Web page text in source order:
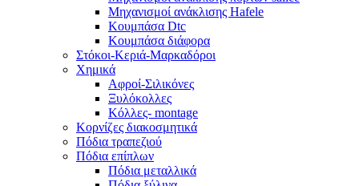
Μηχανισμοί ανάκλισης Hafele
Κουμπάσα Dtc
Κουμπάσα διάφορα
Στόκοι-Κεριά-Μαρκαδόροι
Χημικά
Αφροί-Σιλικόνες
Ξυλόκολλες
Κόλλες- montage
Κορνίζες διακοσμητικά
Πόδια τραπεζιού
Πόδια επίπλων
Πόδια μεταλλικά